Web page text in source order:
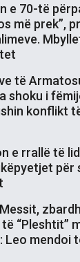
e 70-të
më prek”,
të
shoku i
konflikt
e rrallë të
për
“Pleshtit”
Leo mendoi